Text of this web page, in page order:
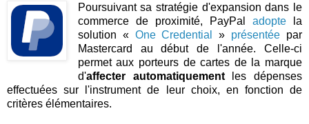
Poursuivant sa stratégie d'expansion dans le
commerce de proximité, PayPal adoptela
solution « One Credential » présentée par
Mastercard au début de l'année. Celle-ci
permet aux porteurs de cartes de la marque
d'affecter automatiquementles dépenses
effectuées sur l'instrument de leur choix, en fonction de
critères élémentaires.